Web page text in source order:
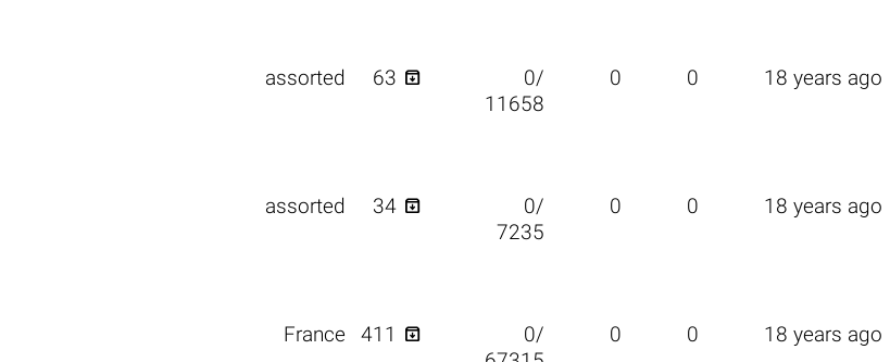
assorted 63 
0/
11658
0 0 18 years ago
assorted 34 
0/
7235
0 0 18 years ago
France 411 
0/
0 0 18 years ago